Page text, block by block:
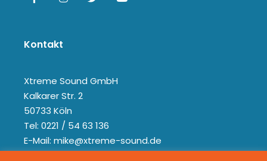
Kontakt
Xtreme Sound GmbH
Kalkarer Str. 2
50733 Köln
Tel: 0221 / 54 63 136
E-Mail: mike@xtreme-sound.de